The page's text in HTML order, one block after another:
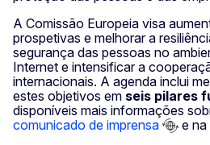
A Comissão Europeia visa
prospetivas e melhorar a
segurança das pessoas no
Internet e intensificar a
internacionais. A agenda inclui
estes objetivos em seis pilares
disponíveis mais informações
comunicado de imprensa
e na